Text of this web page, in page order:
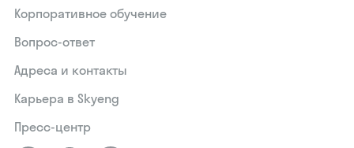
Корпоративное обучение
Вопрос-ответ
Адреса и контакты
Карьера в Skyeng
Пресс-центр